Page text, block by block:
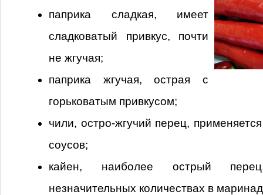
паприка сладкая, имеет
сладковатый привкус, почти
не жгучая;
паприка жгучая, острая с
горьковатым привкусом;
чили, остро-жгучий перец,
соусов;
кайен, наиболее острый
незначительных количествах в